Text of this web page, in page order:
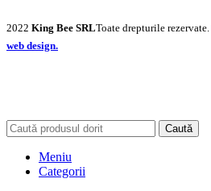
2022 King Bee SRLToate drepturile rezervate.
web design.
Caută
Meniu
Categorii